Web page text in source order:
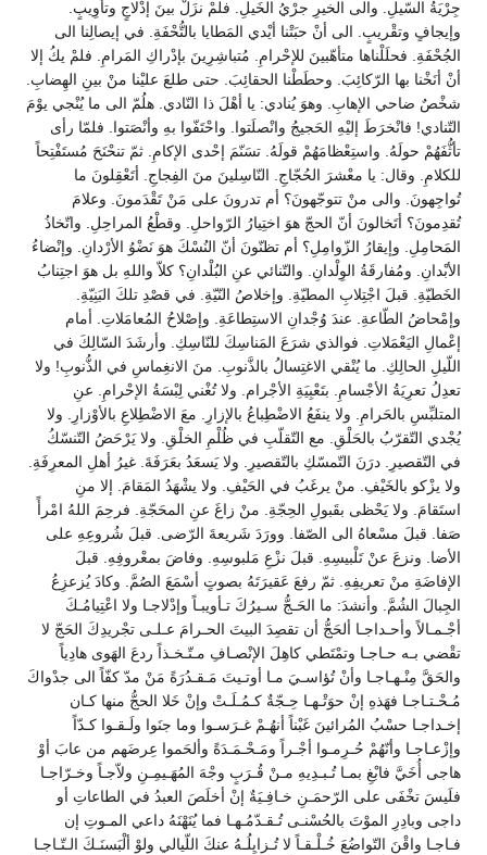
جِرْيَةُ السّيلِ. والى الخيرِ جرْيُ الخَيلِ. فلمْ نزَلْ بينَ إدْلاجٍ وتأوِيبٍ.
وإيجافٍ وتقْريبٍ. الى أنْ حبَتْنا أيْدي المَطايا بالتُّحْفَةِ. في إيصالِنا الى
الجُحْفَةِ. فحلَلْناها متأهّبينَ للإحْرامِ. مُتباشِرِينَ بإدْراكِ المَرامِ. فلمْ يكُ إلا
أنْ أنَخْنا بها الرّكائِبَ. وحطَطْنا الحقائِبَ. حتى طلعَ عليْنا منْ بينِ الهِضابِ.
شخْصٌ ضاحي الإهابِ. وهوَ يُنادي: يا أهْلَ ذا النّادي. هلُمّ الى ما يُنْجي يوْمَ
التّنادي! فانْخرَطَ إليْهِ الحَجيجُ وانْصلَتوا. واحْتَفّوا بهِ وأنْصَتوا. فلمّا رأى
تأثُّفَهُمْ حولَهُ. واستِعْظامَهُمْ قولَهُ. تسَنّمَ إحْدى الإكامِ. ثمّ تنحْنَحَ مُستَفْتِحاً
للكلامِ. وقال: يا معْشرَ الحُجّاجِ. النّاسِلينَ منَ الفِجاجِ. أتَعْقِلونَ ما
تُواجِهونَ. والى منْ تتوجّهونَ؟ أم تدرونَ على مَنْ تَقْدَمونَ. وعلامَ
تُقدِمونَ؟ أتَخالونَ أنّ الحجّ هوَ اختِيارُ الرّواحلِ. وقطْعُ المراحِلِ. واتّخاذُ
المَحامِلِ. وإيقارُ الزّوامِلِ؟ أم تظنّونَ أنّ النُسْكَ هوَ نَضْوُ الأرْدانِ. وإنْضاءُ
الأبْدانِ. ومُفارقَةُ الوِلْدانِ. والتّنائي عنِ البُلْدانِ؟ كلاّ واللهِ بل هوَ اجتِنابُ
الخَطيّةِ. قبلَ اجْتِلابِ المطيّةِ. وإخلاصُ النّيّةِ. في قصْدِ تلكَ البَنِيّةِ.
وإمْحاضُ الطّاعةِ. عندَ وُجْدانِ الاستِطاعَةِ. وإصْلاحُ المُعامَلاتِ. أمام
إعْمالِ اليَعْمَلاتِ. فوالذي شرَعَ المَناسِكَ للنّاسِكِ. وأرشَدَ السّالِكَ في
اللّيلِ الحالِكِ. ما يُنْقي الاغتِسالُ بالذَّنوبِ. منَ الانغِماسِ في الذُّنوبِ! ولا
تعدِلُ تعرِيَةُ الأجْسامِ. بتَعْبِيَةِ الأجْرام. ولا تُغْني لِبْسَةُ الإحْرامِ. عنِ
المتلبِّسِ بالحَرامِ. ولا ينفَعُ الاضْطِباعُ بالإزارِ. معَ الاضْطِلاعِ بالأوْزارِ. ولا
يُجْدي التّقرّبُ بالحَلْقِ. مع التّقلّبِ في ظُلْمِ الخلْقِ. ولا يَرْحَضُ التّنسّكُ
في التّقصيرِ. درَنَ التّمسّكِ بالتّقصيرِ. ولا يَسعَدُ بعَرَفَةَ. غيرُ أهلِ المعرِفَةِ.
ولا يزْكو بالخَيْفِ. منْ يرغَبُ في الحَيْفِ. ولا يشْهَدُ المَقامَ. إلا منِ
استَقامَ. ولا يَحْظى بقَبولِ الحِجّةِ. منْ زاغَ عنِ المحَجّةِ. فرحِمَ اللهُ امْرأً
صَفا. قبلَ مسْعاهُ الى الصّفا. وورَدَ شَريعةَ الرّضى. قبلَ شُروعِهِ على
الأضا. ونزعَ عنْ تَلْبيسِهِ. قبلَ نزْعِ مَلبوسِهِ. وفاضَ بمعْروفِهِ. قبلَ
الإفاضَةِ منْ تعريفِهِ. ثمّ رفعَ عَقيرَتَهُ بصوتٍ أسْمَعَ الصُمَّ. وكادَ يُزعزِعُ
الجِبالَ الشُمَّ. وأنشدَ: ما الحَـجُّ سـيرُكَ تـأويبـاً وإدْلاجـا ولا اعْتِيامُـكَ
أجْـمـالاً وأحـداجـا ألحَجُّ أن تقصِدَ البيتَ الحـرامَ عـلـى تجْريدِكَ الحَجّ لا
تقْضي بـه حـاجـا وتمْتَطي كاهِلَ الإنْصـافِ مـتّـخـذاً ردعَ الهَوى هادِياً
والحَقَّ مِنْـهـاجـا وأنْ تُؤاسـيَ مـا أوتـيتَ مَـقـدُرَةً مَنْ مدّ كفّاً الى جدْواكَ
مُـحْـتـاجـا فهَذهِ إنْ حوَتْـهـا حِـجّةٌ كـمُـلَـتْ وإنْ خَلا الحجُّ منها كـان
إخـداجـا حسْبُ المُرائينَ غَبْناً أنهُـمْ غـرَسـوا وما جنَوا ولَـقـوا كـدّاً
وإزْعـاجـا وأنّهُمْ حُـرِمـوا أجْـراً ومَـحْـمَـدَةً وألحَموا عِرضَهم من عابَ أوْ
هاجى أُخَيَّ فابْغِ بمـا تُـبـدِيهِ مـنْ قُـرَبٍ وجْهَ المُهَـيمِـنِ ولاّجـاً وخـرّاجـا
فلَيسَ تخْفَى على الرّحمَـنِ خـافِـيَةٌ إنْ أخلَصَ العبدُ في الطاعاتِ أو
داجى وبادِرِ الموْتَ بالحُسْنـى تُـقـدّمُـهـا فما يُنَهْنَهُ داعي المـوتِ إن
فـاجـا واقْنَ التّواضُعَ خُـلْـقـاً لا تُـزايِلُـهُ عنكَ اللّيالي ولوْ ألْبَسنَـكَ الـتّـاجـا